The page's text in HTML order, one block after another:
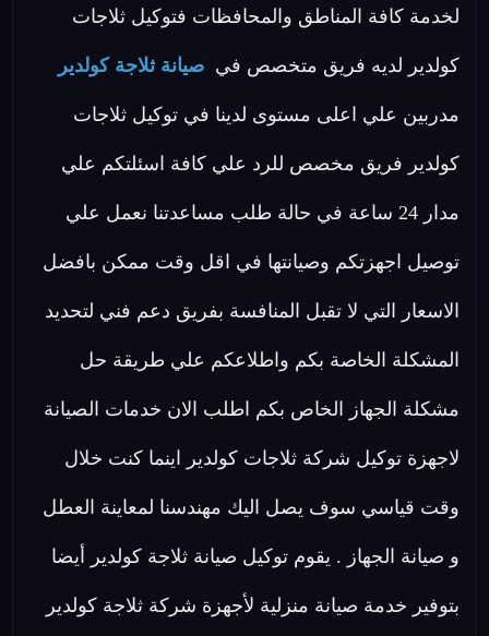
لخدمة كافة المناطق والمحافظات فتوكيل ثلاجات
كولدير لديه فريق متخصص في صيانة ثلاجة كولدير
مدربين علي اعلى مستوى لدينا في توكيل ثلاجات
كولدير فريق مخصص للرد علي كافة اسئلتكم علي
مدار 24 ساعة في حالة طلب مساعدتنا نعمل علي
توصيل اجهزتكم وصيانتها في اقل وقت ممكن بافضل
الاسعار التي لا تقبل المنافسة بفريق دعم فني لتحديد
المشكلة الخاصة بكم واطلاعكم علي طريقة حل
مشكلة الجهاز الخاص بكم اطلب الان خدمات الصيانة
لاجهزة توكيل شركة ثلاجات كولدير اينما كنت خلال
وقت قياسي سوف يصل اليك مهندسنا لمعاينة العطل
و صيانة الجهاز . يقوم توكيل صيانة ثلاجة كولدير أيضا
بتوفير خدمة صيانة منزلية لأجهزة شركة ثلاجة كولدير